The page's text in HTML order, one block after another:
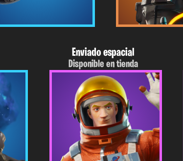
Enviado espacial
Disponible en tienda